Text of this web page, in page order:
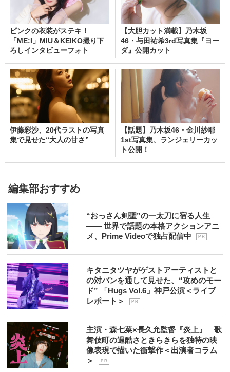
ピンクの衣装がステキ！
「ME:I」MIU＆KEIKO撮り下
ろしインタビューフォト
【大胆カット満載】乃木坂
46・与田祐希3rd写真集『ヨー
ダ』公開カット
伊藤彩沙、20代ラストの写真
集で見せた“大人の甘さ”
【話題】乃木坂46・金川紗耶
1st写真集、ランジェリーカッ
ト公開！
編集部おすすめ
“おっさん剣聖”の一太刀に宿る人生
―― 世界で話題の本格アクションアニ
メ、Prime Videoで独占配信中
P R
キタニタツヤがゲストアーティストと
の対バンを通して見せた、“攻めのモー
ド” 「Hugs Vol.6」神戸公演＜ライブ
レポート＞
P R
主演・森七菜×長久允監督『炎上』 歌
舞伎町の過酷さときらきらを独特の映
像表現で描いた衝撃作＜出演者コラム
＞
P R